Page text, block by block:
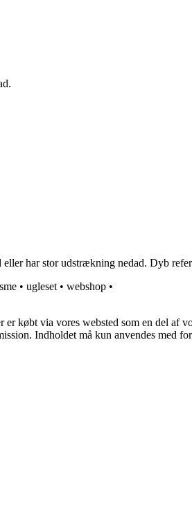
har stor udstrækning nedad. Dyb
• ugleset • webshop •
købt via vores websted som en del af
Indholdet må kun anvendes med